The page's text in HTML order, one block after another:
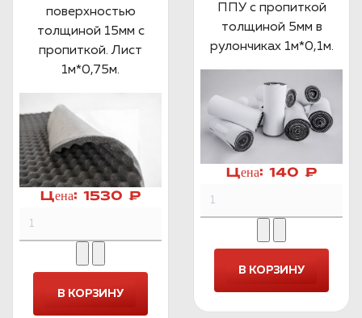
поверхностью
толщиной 15мм с
пропиткой. Лист
1м*0,75м.
Цена: 1530 ₽
ППУ с пропиткой
толщиной 5мм в
рулончиках 1м*0,1м.
Цена: 140 ₽